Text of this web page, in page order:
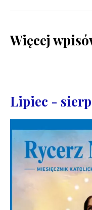
Więcej
Lipiec -